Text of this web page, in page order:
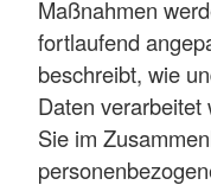
Maßnahmen
fortlaufend
beschreibt, wie
Daten
Sie im